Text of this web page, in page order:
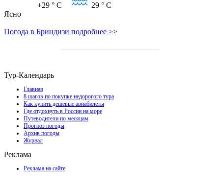
+29 ° C 29 ° C
Ясно
Погода в Бриндизи подробнее >>
Тур-Календарь
Главная
8 шагов по покупке недорогого тура
Как купить дешевые авиабилеты
Где отдохнуть в России на море
Путеводители по месяцам
Прогноз погоды
Архив погоды
Журнал
Реклама
Реклама на сайте